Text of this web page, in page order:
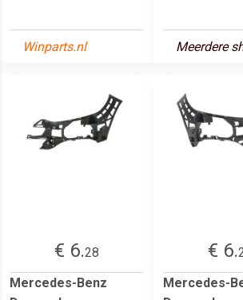
Winparts.nl Meerdere
€ 6.28
Mercedes-Benz
€ 6.
Mercedes-